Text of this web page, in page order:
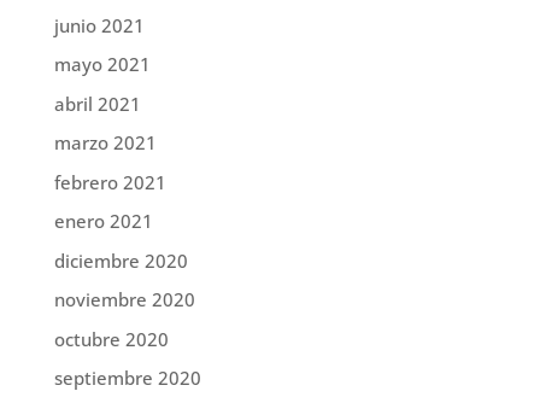
junio 2021
mayo 2021
abril 2021
marzo 2021
febrero 2021
enero 2021
diciembre 2020
noviembre 2020
octubre 2020
septiembre 2020